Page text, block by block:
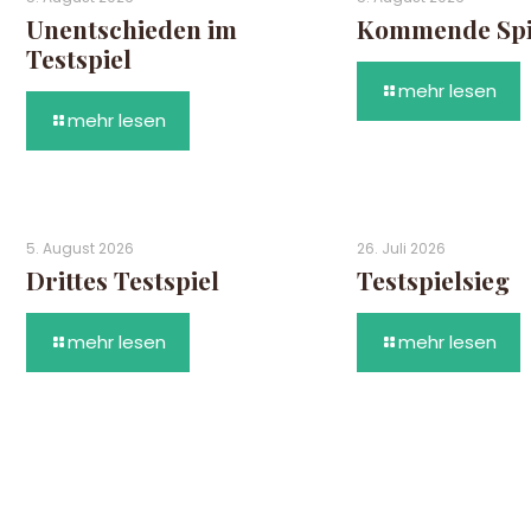
Unentschieden im
Testspiel
mehr lesen
Kommende
mehr lesen
5. August 2026
Drittes Testspiel
mehr lesen
26. Juli 2026
Testspielsieg
mehr lesen